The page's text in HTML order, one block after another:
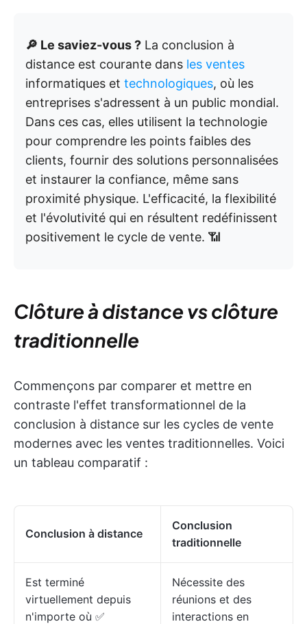
🔎 Le saviez-vous ? La conclusion à
distance est courante dans les ventes
informatiques et technologiques, où les
entreprises s'adressent à un public mondial.
Dans ces cas, elles utilisent la technologie
pour comprendre les points faibles des
clients, fournir des solutions personnalisées
et instaurer la confiance, même sans
proximité physique. L'efficacité, la flexibilité
et l'évolutivité qui en résultent redéfinissent
positivement le cycle de vente. 📶
Clôture à distance vs clôture
traditionnelle
Commençons par comparer et mettre en
contraste l'effet transformationnel de la
conclusion à distance sur les cycles de vente
modernes avec les ventes traditionnelles. Voici
un tableau comparatif :
Conclusion à distance
Conclusion
traditionnelle
Est terminé
virtuellement depuis
n'importe où ✅
Nécessite des
réunions et des
interactions en